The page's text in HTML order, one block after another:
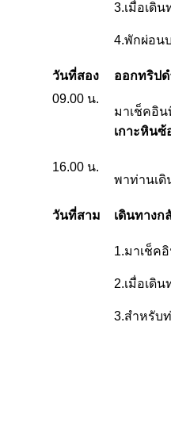
3.เมื่อเดิ
4.พักผ่อน
วันที่สอง
ออกทริป
09.00 น.
มาเช็คอิ
เกาะหินซ้
16.00 น.
พาท่านเดิ
วันที่สาม เดินทางก
1.มาเช็ค
2.เมื่อเดิ
3.สำหรับ